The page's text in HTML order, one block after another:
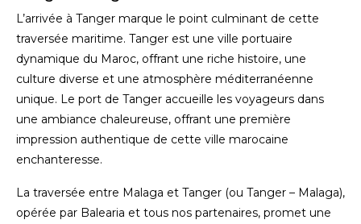
L’arrivée à Tanger marque le point culminant de cette
traversée maritime. Tanger est une ville portuaire
dynamique du Maroc, offrant une riche histoire, une
culture diverse et une atmosphère méditerranéenne
unique. Le port de Tanger accueille les voyageurs dans
une ambiance chaleureuse, offrant une première
impression authentique de cette ville marocaine
enchanteresse.
La traversée entre Malaga et Tanger (ou Tanger – Malaga),
opérée par Balearia et tous nos partenaires, promet une